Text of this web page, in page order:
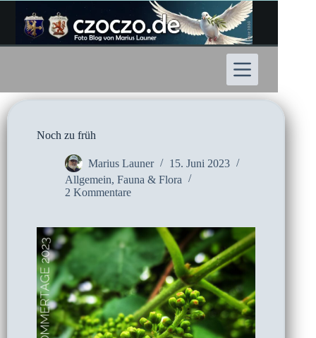
Inhalt
springen
Noch zu früh
Marius Launer
15. Juni 2023
Allgemein, Fauna & Flora
2 Kommentare